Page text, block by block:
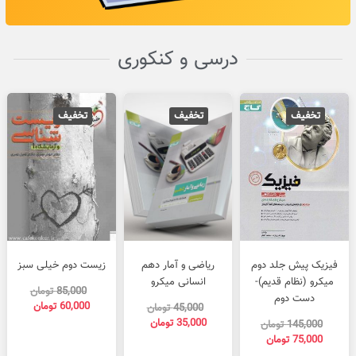
درسی و کنکوری
تخفیف
فیزیک پیش جلد دوم
میکرو (نظام قدیم)-
دست دوم
145,000 تومان
اصلی
145,000 تومان
بود.
75,000 تومان
فعلی
75,000 تومان
است.
تخفیف
ریاضی و آمار دهم
انسانی میکرو
45,000 تومان
اصلی
45,000 تومان
35,000 تومان
فعلی
35,000 تومان
تخفیف
زیست دوم خیلی سبز
85,000 تومان
اصلی
60,000 تومان
فعلی